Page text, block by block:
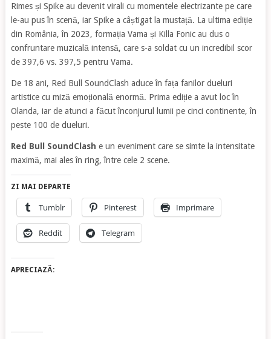
Rimes și Spike au devenit virali cu momentele electrizante pe care
le-au pus în scenă, iar Spike a câștigat la mustață. La ultima ediție
din România, în 2023, formația Vama și Killa Fonic au dus o
confruntare muzicală intensă, care s-a soldat cu un incredibil scor
de 397,6 vs. 397,5 pentru Vama.
De 18 ani, Red Bull SoundClash aduce în fața fanilor dueluri
artistice cu miză emoțională enormă. Prima ediție a avut loc în
Olanda, iar de atunci a făcut înconjurul lumii pe cinci continente, în
peste 100 de dueluri.
Red Bull SoundClash e un eveniment care se simte la intensitate
maximă, mai ales în ring, între cele 2 scene.
ZI MAI DEPARTE
Tumblr Pinterest Imprimare
Reddit Telegram
APRECIAZĂ: